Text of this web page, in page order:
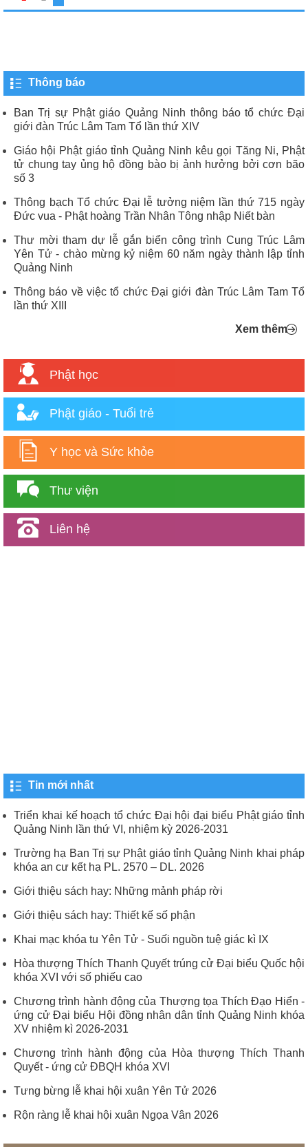
Thông báo
Ban Trị sự Phật giáo Quảng Ninh thông báo tổ chức Đại
giới đàn Trúc Lâm Tam Tổ lần thứ XIV
Giáo hội Phật giáo tỉnh Quảng Ninh kêu gọi Tăng Ni, Phật
tử chung tay ủng hộ đồng bào bị ảnh hưởng bởi cơn bão
số 3
Thông bạch Tổ chức Đại lễ tưởng niệm lần thứ 715 ngày
Đức vua - Phật hoàng Trần Nhân Tông nhập Niết bàn
Thư mời tham dự lễ gắn biển công trình Cung Trúc Lâm
Yên Tử - chào mừng kỷ niệm 60 năm ngày thành lập tỉnh
Quảng Ninh
Thông báo về việc tổ chức Đại giới đàn Trúc Lâm Tam Tổ
lần thứ XIII
Xem thêm
Phật học
Phật giáo - Tuổi trẻ
Y học và Sức khỏe
Thư viện
Liên hệ
Tin mới nhất
Triển khai kế hoạch tổ chức Đại hội đại biểu Phật giáo tỉnh
Quảng Ninh lần thứ VI, nhiệm kỳ 2026-2031
Trường hạ Ban Trị sự Phật giáo tỉnh Quảng Ninh khai pháp
khóa an cư kết hạ PL. 2570 – DL. 2026
Giới thiệu sách hay: Những mảnh pháp rời
Giới thiệu sách hay: Thiết kế số phận
Khai mạc khóa tu Yên Tử - Suối nguồn tuệ giác kì IX
Hòa thượng Thích Thanh Quyết trúng cử Đại biểu Quốc hội
khóa XVI với số phiếu cao
Chương trình hành động của Thượng tọa Thích Đạo Hiển -
ứng cử Đại biểu Hội đồng nhân dân tỉnh Quảng Ninh khóa
XV nhiệm kì 2026-2031
Chương trình hành động của Hòa thượng Thích Thanh
Quyết - ứng cử ĐBQH khóa XVI
Tưng bừng lễ khai hội xuân Yên Tử 2026
Rộn ràng lễ khai hội xuân Ngọa Vân 2026